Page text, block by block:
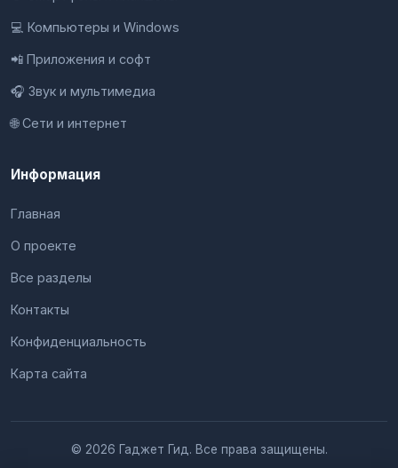
💻 Компьютеры и Windows
📲 Приложения и софт
🎧 Звук и мультимедиа
🌐 Сети и интернет
Информация
Главная
О проекте
Все разделы
Контакты
Конфиденциальность
Карта сайта
© 2026 Гаджет Гид. Все права защищены.